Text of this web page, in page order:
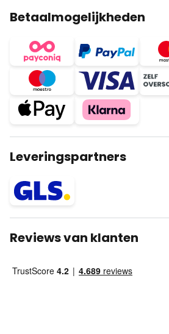
Betaalmogelijkheden
Leveringspartners
Reviews van klanten